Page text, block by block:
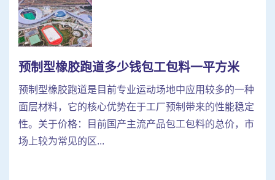
预制型橡胶跑道多少钱包工包料一平方米
预制型橡胶跑道是目前专业运动场地中应用较多的一种
面层材料，它的核心优势在于工厂预制带来的性能稳定
性。关于价格：目前国产主流产品包工包料的总价，市
场上较为常见的区...